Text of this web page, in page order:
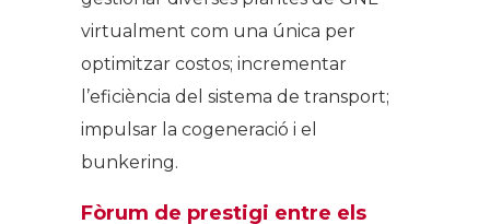
virtualment com una única per
optimitzar costos; incrementar
l’eficiència del sistema de transport;
impulsar la cogeneració i el
bunkering.
Fòrum de prestigi entre els